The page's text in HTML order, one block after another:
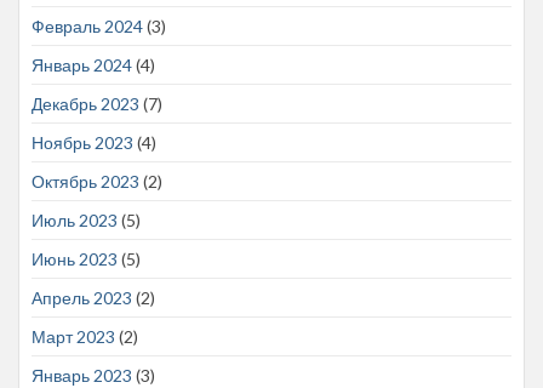
Февраль 2024(3)
Январь 2024(4)
Декабрь 2023 (7)
Ноябрь 2023 (4)
Октябрь 2023 (2)
Июль 2023 (5)
Июнь 2023 (5)
Апрель 2023 (2)
Март 2023 (2)
Январь 2023 (3)